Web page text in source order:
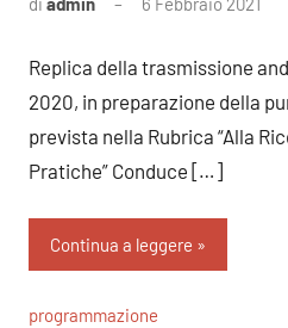
Replica della trasmissione
2020, in preparazione della
prevista nella Rubrica “Alla
Pratiche” Conduce […]
Continua a leggere
programmazione